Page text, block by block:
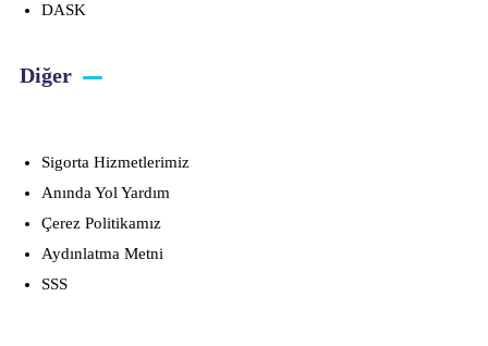
DASK
Diğer
Sigorta Hizmetlerimiz
Anında Yol Yardım
Çerez Politikamız
Aydınlatma Metni
SSS